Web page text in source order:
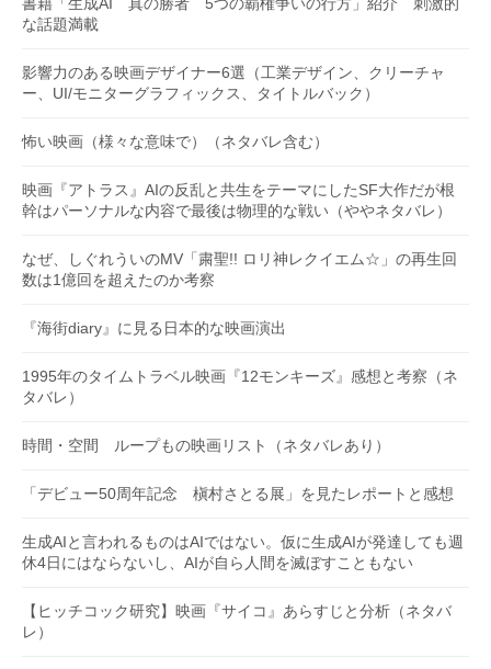
な話題満載
影響力のある映画デザイナー6選（工業デザイン、クリーチャ
ー、UI/モニターグラフィックス、タイトルバック）
怖い映画（様々な意味で）（ネタバレ含む）
映画『アトラス』AIの反乱と共生をテーマにしたSF大作だが根
幹はパーソナルな内容で最後は物理的な戦い（ややネタバレ）
なぜ、しぐれういのMV「粛聖!! ロリ神レクイエム☆」の再生回
数は1億回を超えたのか考察
『海街diary』に見る日本的な映画演出
1995年のタイムトラベル映画『12モンキーズ』感想と考察（ネ
タバレ）
時間・空間 ループもの映画リスト（ネタバレあり）
「デビュー50周年記念 槇村さとる展」を見たレポートと感想
生成AIと言われるものはAIではない。仮に生成AIが発達しても週
休4日にはならないし、AIが自ら人間を滅ぼすこともない
【ヒッチコック研究】映画『サイコ』あらすじと分析（ネタバ
レ）